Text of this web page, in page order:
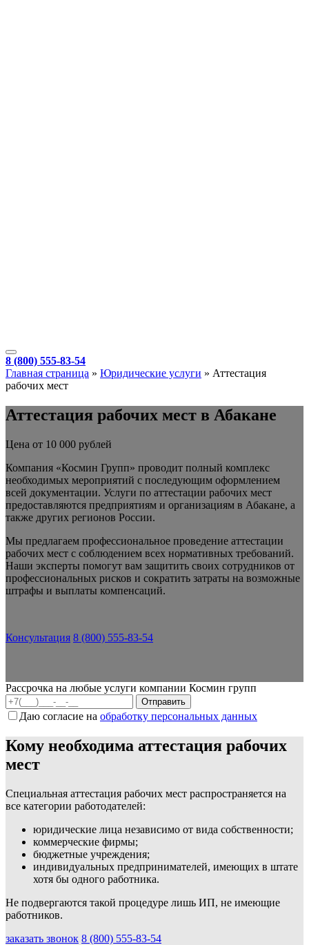
8 (800) 555-83-54
Главная страница » Юридические услуги » Аттестация
рабочих мест
Аттестация рабочих мест в Абакане
Цена от 10 000 рублей
Компания «Космин Групп» проводит полный комплекс
необходимых мероприятий с последующим оформлением
всей документации. Услуги по аттестации рабочих мест
предоставляются предприятиям и организациям в Абакане, а
также других регионов России.
Мы предлагаем профессиональное проведение аттестации
рабочих мест с соблюдением всех нормативных требований.
Наши эксперты помогут вам защитить своих сотрудников от
профессиональных рисков и сократить затраты на возможные
штрафы и выплаты компенсаций.
Консультация 8 (800) 555-83-54
Рассрочка на любые услуги компании Космин групп
Даю согласие на обработку персональных данных
Кому необходима аттестация рабочих
мест
Специальная аттестация рабочих мест распространяется на
все категории работодателей:
юридические лица независимо от вида собственности;
коммерческие фирмы;
бюджетные учреждения;
индивидуальных предпринимателей, имеющих в штате
хотя бы одного работника.
Не подвергаются такой процедуре лишь ИП, не имеющие
работников.
заказать звонок 8 (800) 555-83-54